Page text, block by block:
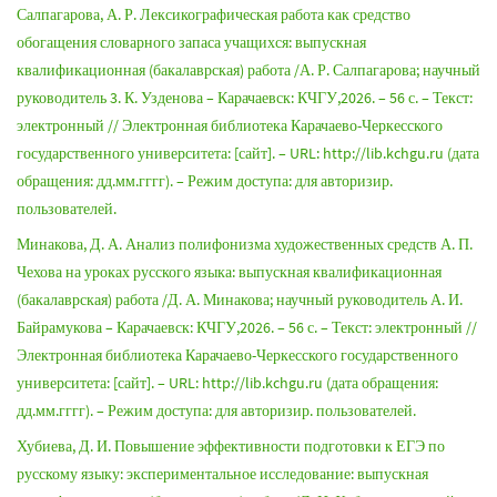
Салпагарова, А. Р. Лексикографическая работа как средство
обогащения словарного запаса учащихся: выпускная
квалификационная (бакалаврская) работа /А. Р. Салпагарова; научный
руководитель 3. К. Узденова – Карачаевск: КЧГУ,2026. – 56 с. – Текст:
электронный // Электронная библиотека Карачаево-Черкесского
государственного университета: [сайт]. – URL: http://lib.kchgu.ru (дата
обращения: дд.мм.гггг). – Режим доступа: для авторизир.
пользователей.
Минакова, Д. А. Анализ полифонизма художественных средств А. П.
Чехова на уроках русского языка: выпускная квалификационная
(бакалаврская) работа /Д. А. Минакова; научный руководитель А. И.
Байрамукова – Карачаевск: КЧГУ,2026. – 56 с. – Текст: электронный //
Электронная библиотека Карачаево-Черкесского государственного
университета: [сайт]. – URL: http://lib.kchgu.ru (дата обращения:
дд.мм.гггг). – Режим доступа: для авторизир. пользователей.
Хубиева, Д. И. Повышение эффективности подготовки к ЕГЭ по
русскому языку: экспериментальное исследование: выпускная